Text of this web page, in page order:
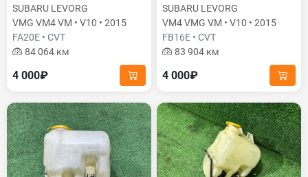
SUBARU LEVORG
VMG VM4 VM • V10 • 2015
FA20E • CVT
84 064 км
4 000₽
SUBARU LEVORG
VM4 VMG VM • V10 • 2015
FB16E • CVT
83 904 км
4 000₽